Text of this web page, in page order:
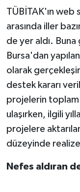
TÜBİTAK'ın web
arasında iller
de yer aldı. Buna
Bursa'dan
olarak
destek kararı
projelerin toplam
ulaşırken, ilgili
projelere
düzeyinde
Nefes aldıran